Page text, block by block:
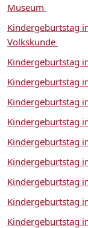
Museum
Kindergeburtstag
Volkskunde
Kindergeburtstag
Kindergeburtstag
Kindergeburtstag
Kindergeburtstag
Kindergeburtstag
Kindergeburtstag
Kindergeburtstag
Kindergeburtstag
Kindergeburtstag